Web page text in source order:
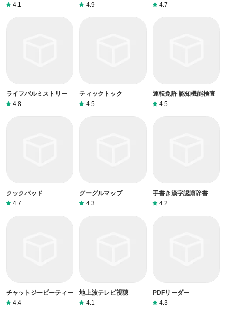
4.1
4.9
4.7
ライフパルミストリー
4.8
ティックトック
4.5
運転免許 認知機能検査
4.5
クックパッド
4.7
グーグルマップ
4.3
手書き漢字認識辞書
4.2
チャットジーピーティー
4.4
地上波テレビ視聴
4.1
PDFリーダー
4.3